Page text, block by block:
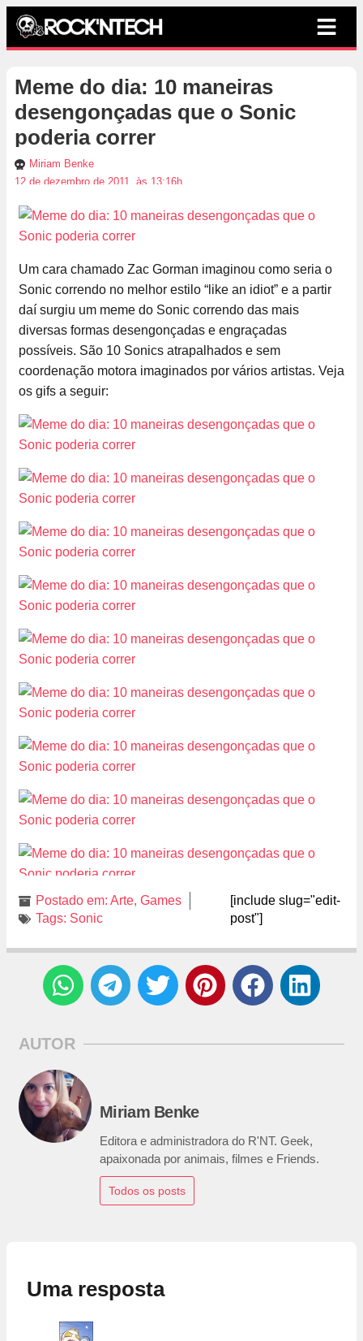
Meme do dia: 10 maneiras
desengonçadas que o Sonic
poderia correr
Miriam Benke
12 de dezembro de 2011, às 13:16h
Um cara chamado Zac Gorman imaginou como seria o
Sonic correndo no melhor estilo “like an idiot” e a partir
daí surgiu um meme do Sonic correndo das mais
diversas formas desengonçadas e engraçadas
possíveis. São 10 Sonics atrapalhados e sem
coordenação motora imaginados por vários artistas. Veja
os gifs a seguir:
Postado em: Arte, Games
Tags: Sonic
[include slug="edit-
post"]
AUTOR
Miriam Benke
Editora e administradora do R'NT. Geek,
apaixonada por animais, filmes e Friends.
Todos os posts
Uma resposta